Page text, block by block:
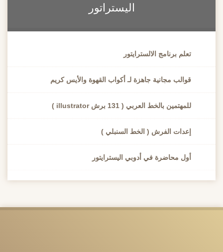
اليستراتور
تعلم برنامج الالسترايتور
قوالب مجانية جاهزة لـ أكواب القهوة والأيس كريم
للمهتمين بالخط العربي ( 131 برش illustrator )
إعدات الفرش ( الخط السنبلي )
أول محاضرة في أدوبي اليسترايتور